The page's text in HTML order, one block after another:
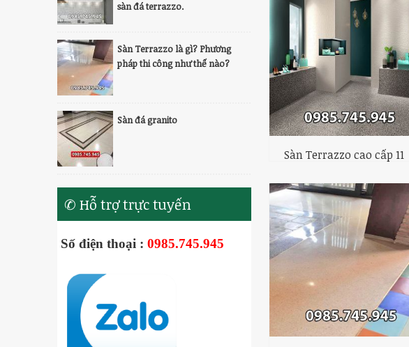
sàn đá terrazzo.
Sàn Terrazzo là gì? Phương
pháp thi công như thế nào?
Sàn đá granito
✆ Hỗ trợ trực tuyến
Số điện thoại :0985.745.945
Sàn Terrazzo cao cấp 11